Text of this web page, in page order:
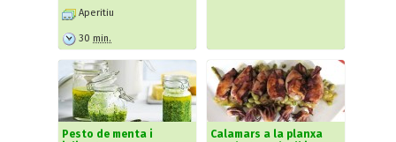
Aperitiu
30 min.
Pesto de menta i
Calamars a la planxa